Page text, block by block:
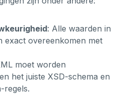
: Alle waarden in
exact overeenkomen met
moet worden
het juiste XSD-schema en
regels.